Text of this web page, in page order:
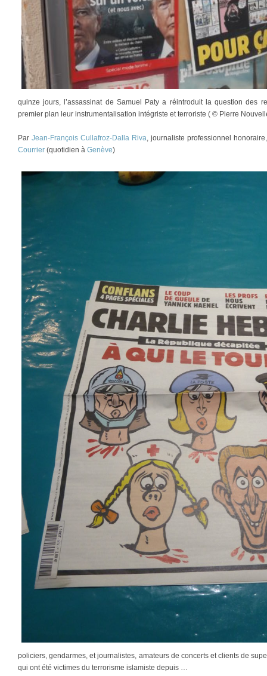
quinze jours, l’assassinat de Samuel Paty a réintroduit la question des
premier plan leur instrumentalisation intégriste et terroriste ( © Pierre
Par Jean-François Cullafroz-Dalla Riva , journaliste professionnel
Courrier (quotidien à Genève)
policiers, gendarmes, et journalistes, amateurs de concerts et clients de
qui ont été victimes du terrorisme islamiste depuis …